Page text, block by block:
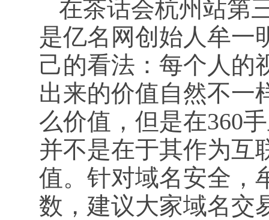
在茶话会杭州站第
是亿名网创始人牟一
己的看法：每个人的
出来的价值自然不一
么价值，但是在360
并不是在于其作为互
值。针对域名安全，
数，建议大家域名交